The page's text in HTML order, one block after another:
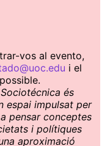
vos al evento,
i el
és
espai impulsat per
pensar conceptes
i polítiques
aproximació